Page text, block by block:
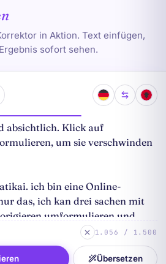
in Aktion. Text einfügen,
sofort sehen.
1.056 / 1.500
Übersetzen